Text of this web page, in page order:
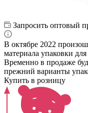
Запросить оптовый
В октябре 2022
материала упаковки
Временно в продаже
прежний варианты
Купить в розницу